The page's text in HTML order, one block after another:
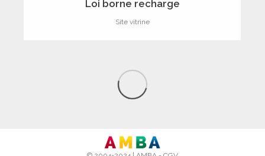
Loi borne recharge
Site vitrine